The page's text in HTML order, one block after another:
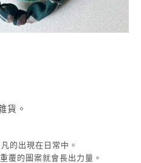
貨。
的出現在日常中。
覆的圖案就會長出力量。